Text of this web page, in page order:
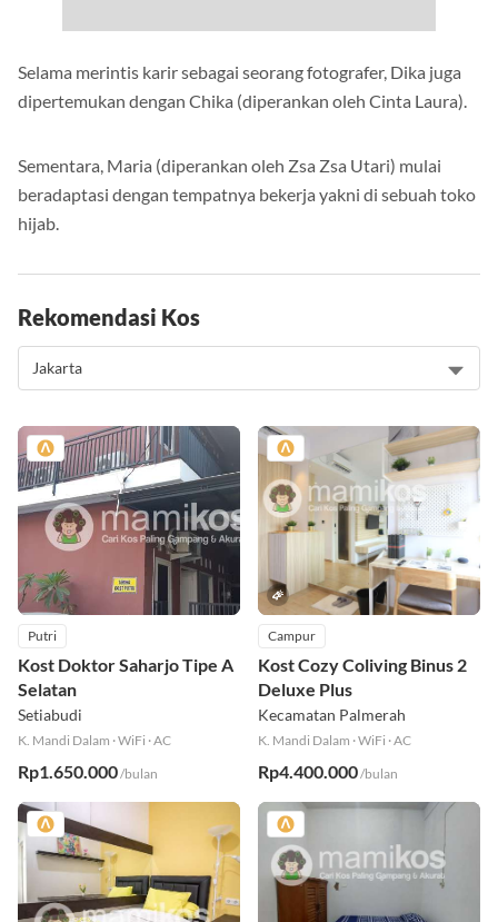
Selama merintis karir sebagai seorang fotografer, Dika juga
dipertemukan dengan Chika (diperankan oleh Cinta Laura).
Sementara, Maria (diperankan oleh Zsa Zsa Utari) mulai
beradaptasi dengan tempatnya bekerja yakni di sebuah toko
hijab.
Rekomendasi Kos
Putri
Kost Doktor Saharjo Tipe A
Selatan
Setiabudi
K. Mandi Dalam ·WiFi ·AC
Rp1.650.000/bulan
Campur
Kost Cozy Coliving Binus 2
Deluxe Plus
Kecamatan Palmerah
K. Mandi Dalam ·WiFi ·AC
Rp4.400.000/bulan